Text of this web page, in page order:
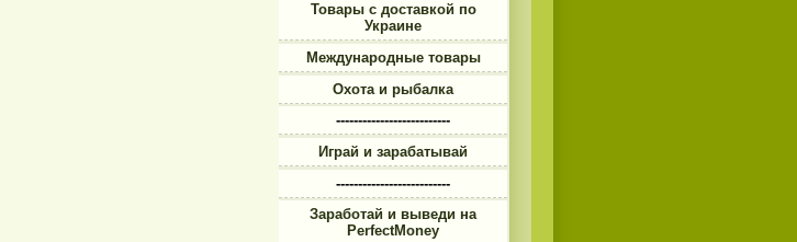
Товары с доставкой по
Украине
Международные товары
Охота и рыбалка
--------------------------
Играй и зарабатывай
--------------------------
Заработай и выведи на
PerfectMoney